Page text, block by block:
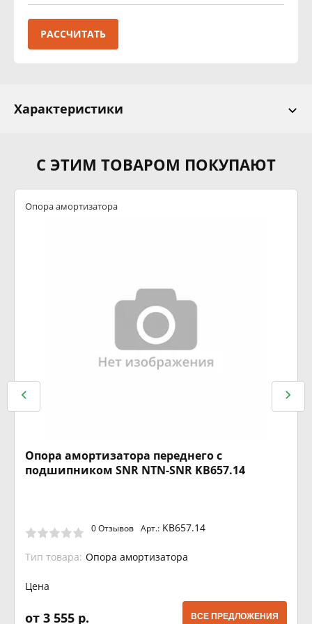
РАССЧИТАТЬ
Характеристики
С ЭТИМ ТОВАРОМ ПОКУПАЮТ
Опора амортизатора
Опора амортизатора переднего с
подшипником SNR NTN-SNR KB657.14
0 Отзывов Арт.: KB657.14
Тип товара: Опора амортизатора
Цена
от 3 555 р. ВСЕ ПРЕДЛОЖЕНИЯ